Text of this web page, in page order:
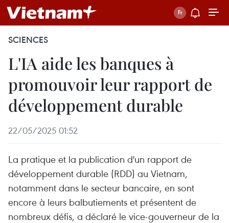
SCIENCES
L'IA aide les banques à
promouvoir leur rapport de
développement durable
22/05/2025 01:52
La pratique et la publication d'un rapport de
développement durable (RDD) au Vietnam,
notamment dans le secteur bancaire, en sont
encore à leurs balbutiements et présentent de
nombreux défis, a déclaré le vice-gouverneur de la